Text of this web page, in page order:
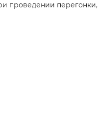
проведении перегонки,